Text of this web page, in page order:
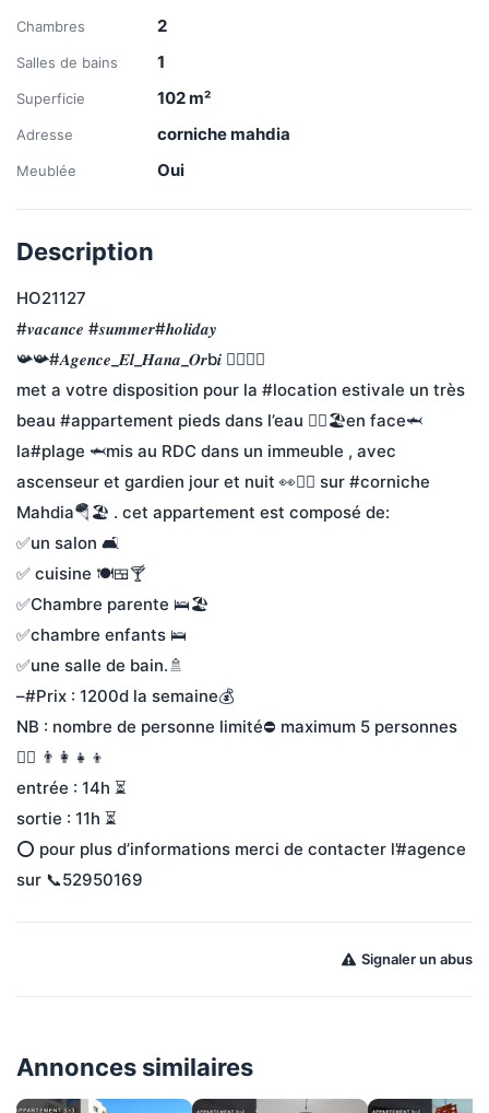
Chambres 2
Salles de bains 1
Superficie 102m²
Adresse corniche mahdia
Meublée Oui
Description
HO21127
#𝒗𝒂𝒄𝒂𝒏𝒄𝒆 #𝒔𝒖𝒎𝒎𝒆𝒓#𝒉𝒐𝒍𝒊𝒅𝒂𝒚
📯📯#𝑨𝒈𝒆𝒏𝒄𝒆_𝑬𝒍_𝑯𝒂𝒏𝒂_𝑶𝒓b𝒊 🏃‍♂️🏃‍♂️
met a votre disposition pour la #location estivale un très
beau #appartement pieds dans l’eau 🤸‍♀️🏖️en face🦈
la#plage 🦈mis au RDC dans un immeuble , avec
ascenseur et gardien jour et nuit 👀👮‍♀️ sur #corniche
Mahdia🪂🏖️ . cet appartement est composé de:
✅un salon 🛋️
✅ cuisine 🍽️🍱🍸
✅Chambre parente 🛌🏖️
✅chambre enfants 🛌
✅une salle de bain.🚿
–#Prix : 1200d la semaine💰
NB : nombre de personne limité⛔ maximum 5 personnes
👮‍♀️ 👨‍👩‍👧‍👦
entrée : 14h ⏳
sortie : 11h ⏳
⭕️ pour plus d’informations merci de contacter l’#agence
sur 📞52950169
Signaler un abus
Annonces similaires